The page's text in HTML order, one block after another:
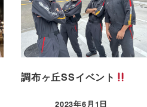
調布ヶ丘SSイベント
2023年6月1日